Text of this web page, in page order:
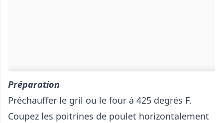
Préparation
Préchauffer le gril ou le four à 425 degrés F.
Coupez les poitrines de poulet horizontalement